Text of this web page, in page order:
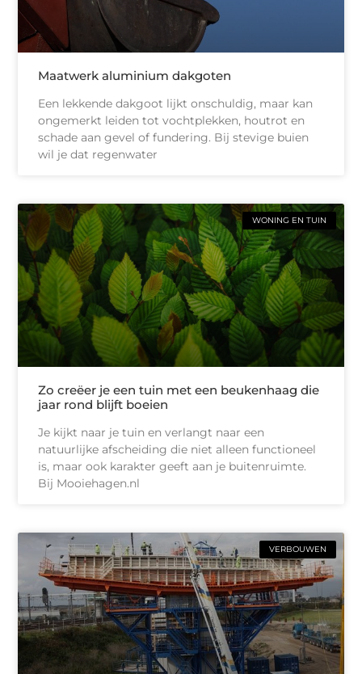
Maatwerk aluminium dakgoten
Een lekkende dakgoot lijkt onschuldig, maar kan
ongemerkt leiden tot vochtplekken, houtrot en
schade aan gevel of fundering. Bij stevige buien
wil je dat regenwater
WONING EN TUIN
Zo creëer je een tuin met een beukenhaag die
jaar rond blijft boeien
Je kijkt naar je tuin en verlangt naar een
natuurlijke afscheiding die niet alleen functioneel
is, maar ook karakter geeft aan je buitenruimte.
Bij Mooiehagen.nl
VERBOUWEN